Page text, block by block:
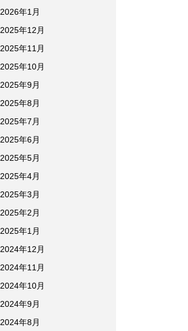
2026年1月
2025年12月
2025年11月
2025年10月
2025年9月
2025年8月
2025年7月
2025年6月
2025年5月
2025年4月
2025年3月
2025年2月
2025年1月
2024年12月
2024年11月
2024年10月
2024年9月
2024年8月